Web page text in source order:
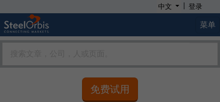
中文 | 登录
菜单
免费试用